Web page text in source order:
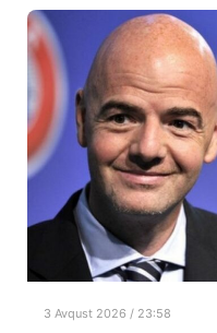
3 Avqust 2026 / 23:58